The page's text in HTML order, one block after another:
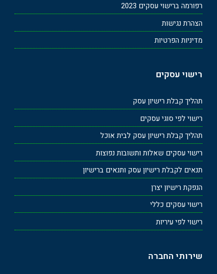
רפורמה ברישוי עסקים 2023
הצהרת נגישות
מדיניות הפרטיות
רישוי עסקים
תהליך קבלת רישיון עסק
רישוי לפי סוגי עסקים
תהליך קבלת רישיון עסק לבית אוכל
רישוי עסקים שאלות ותשובות נפוצות
תנאים לקבלת רישיון עסק ותנאים ברישיון
הנפקת רישיון יצרן
רישוי עסקים כללי
רישוי לפי עיריות
שירותי החברה